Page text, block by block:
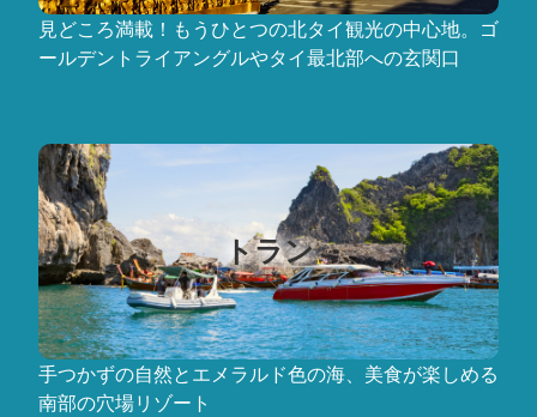
見どころ満載！もうひとつの北タイ観光の中心地。ゴ
ールデントライアングルやタイ最北部への玄関口
トラン
手つかずの自然とエメラルド色の海、美食が楽しめる
南部の穴場リゾート